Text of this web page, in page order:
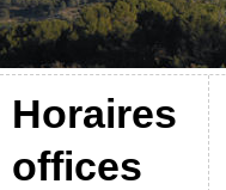
Horaires
offices